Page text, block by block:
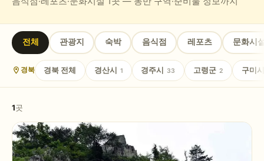
전체 관광지 숙박 음식점 레포츠 문화시
경북 경북 전체 경산시 1 경주시 33 고령군 2 구미시
1곳